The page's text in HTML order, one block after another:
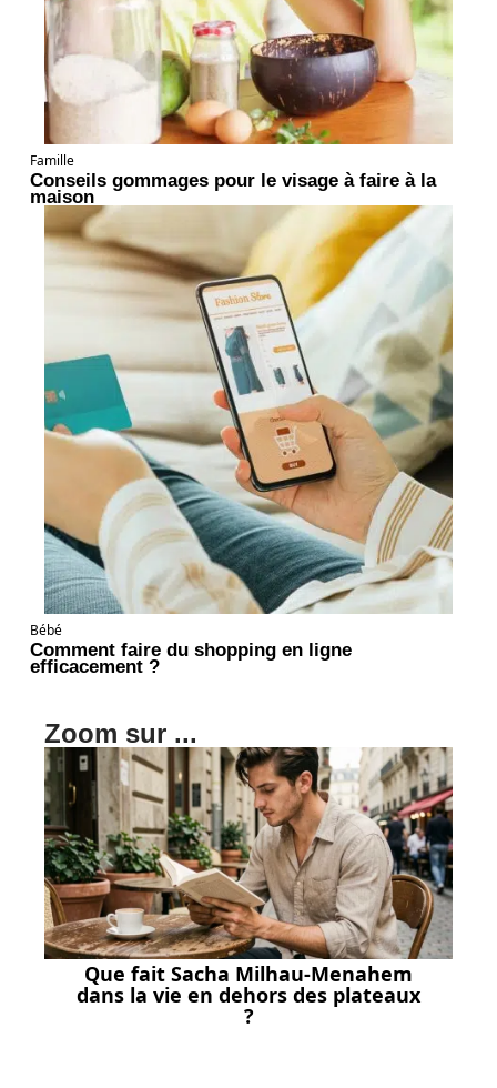
Famille
Conseils gommages pour le visage à faire à la
maison
Bébé
Comment faire du shopping en ligne
efficacement ?
Zoom sur ...
Que fait Sacha Milhau-Menahem
dans la vie en dehors des plateaux
?